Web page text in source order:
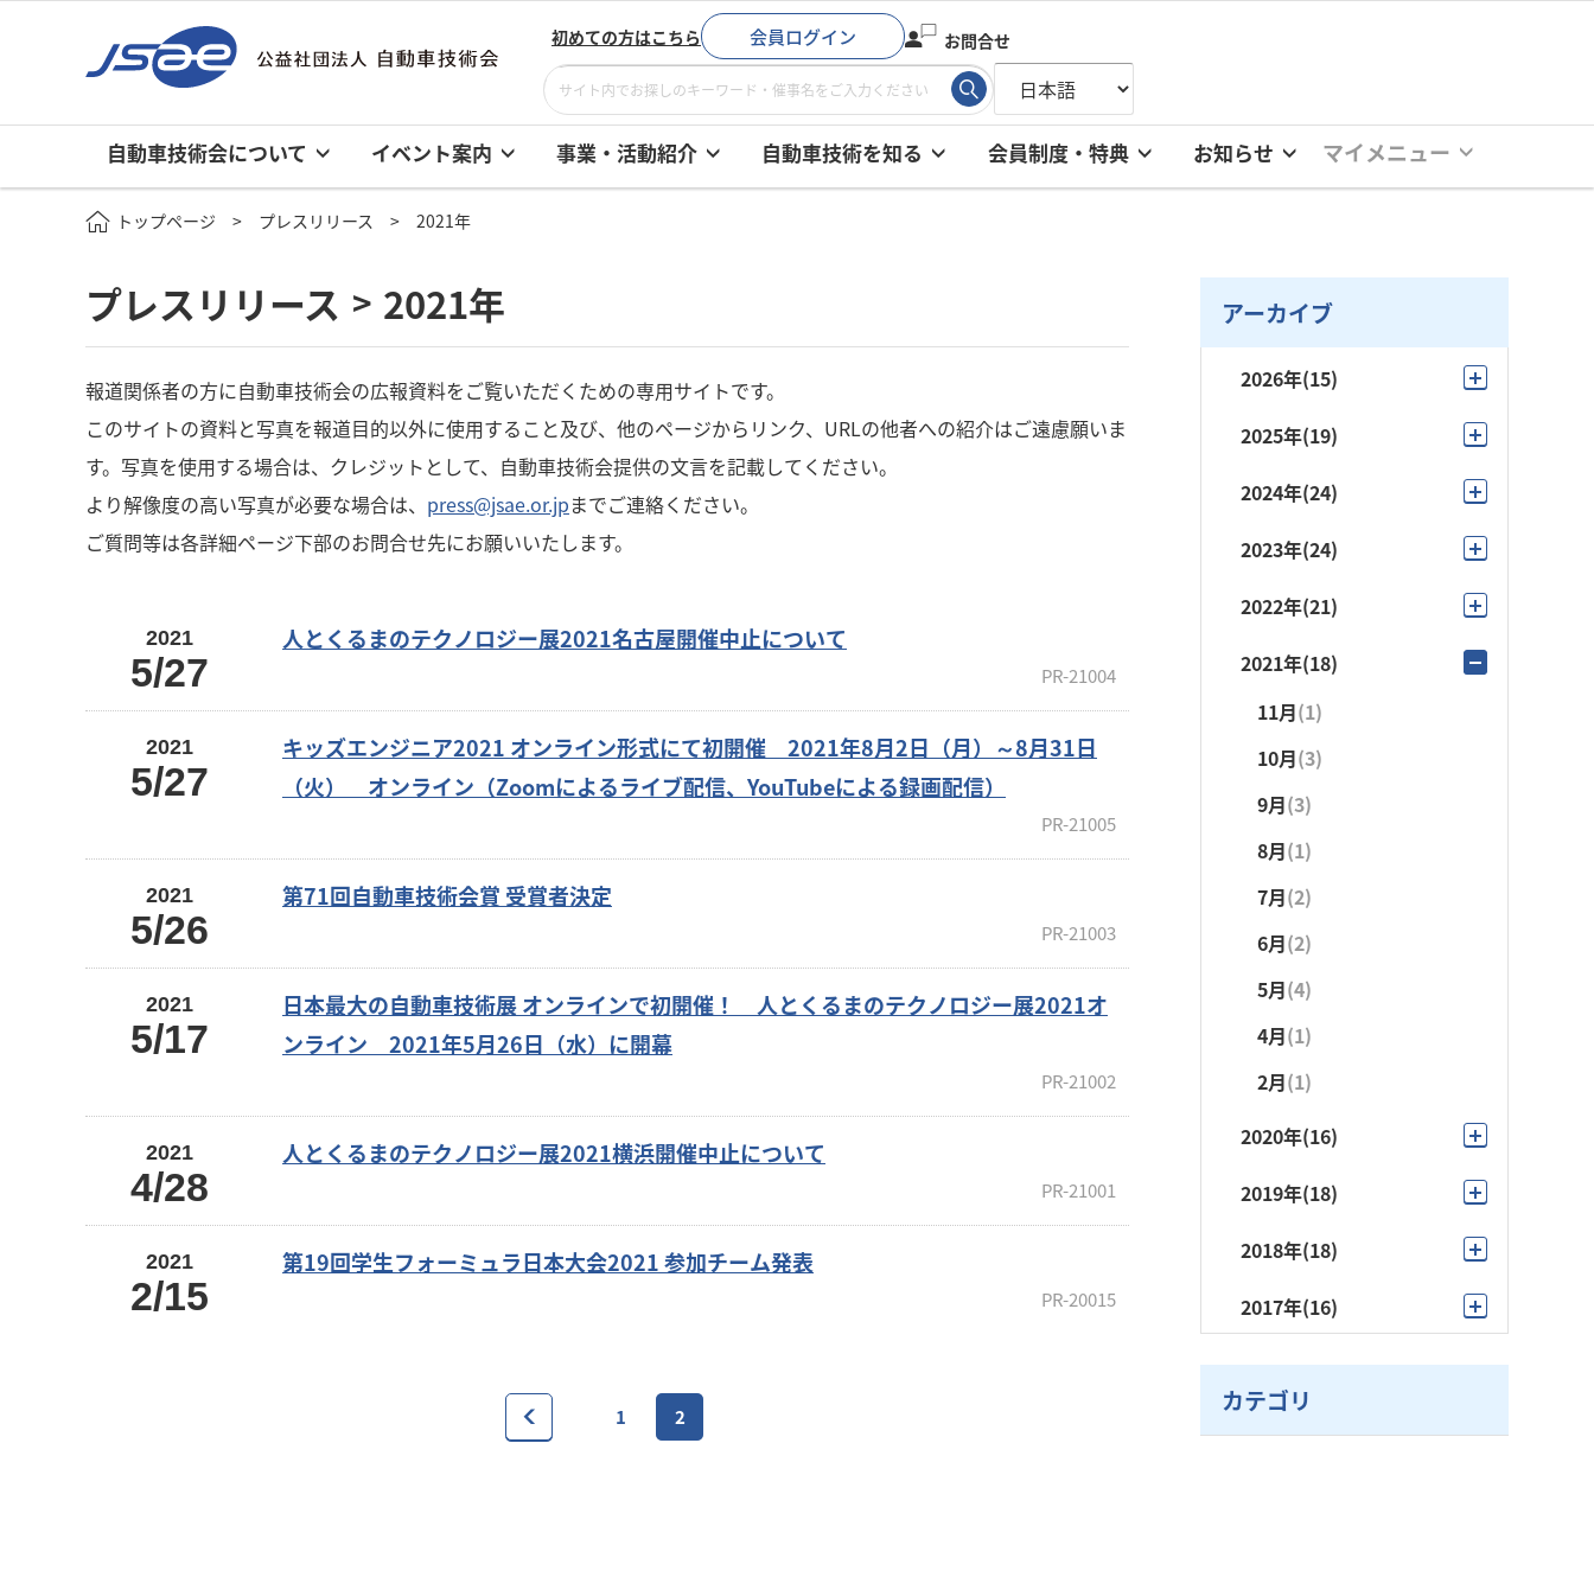
初めての方はこちら 会員ログイン お問合せ
自動車技術会について イベント案内 事業・活動紹介 自動車技術を知る 会員制度・特典 お知らせ マイメニュー
トップページ プレスリリース 2021年
プレスリリース > 2021年
報道関係者の方に自動車技術会の広報資料をご覧いただくための専用サイトです。
このサイトの資料と写真を報道目的以外に使用すること及び、他のページからリンク、URLの他者への紹介はご遠慮願いま
す。写真を使用する場合は、クレジットとして、自動車技術会提供の文言を記載してください。
より解像度の高い写真が必要な場合は、 press@jsae.or.jpまでご連絡ください。
ご質問等は各詳細ページ下部のお問合せ先にお願いいたします。
人とくるまのテクノロジー展2021名古屋開催中止について
PR-21004
2021
5/27
キッズエンジニア2021 オンライン形式にて初開催 2021年8月2日（月）～8月31日
（火） オンライン（Zoomによるライブ配信、YouTubeによる録画配信）
PR-21005
2021
5/27
第71回自動車技術会賞 受賞者決定
PR-21003
2021
5/26
日本最大の自動車技術展 オンラインで初開催！ 人とくるまのテクノロジー展2021オ
ンライン 2021年5月26日（水）に開幕
PR-21002
2021
5/17
人とくるまのテクノロジー展2021横浜開催中止について
PR-21001
2021
4/28
第19回学生フォーミュラ日本大会2021 参加チーム発表
PR-20015
2021
2/15
1 2
アーカイブ
2026年(15)
7月(2)
4月 (2)
3月(1)
2月(1)
1月(1)
2025年(19)
11月(3)
6月 (3)
5月(3)
4月(2)
3月(4)
2024年(24)
12月(1)
9月 (3)
8月(1)
7月(3)
6月(3)
5月(5)
4月(2)
3月(2)
2月(2)
2023年(24)
11月(2)
2022年(21)
10月(3)
9月(1)
8月(1)
7月(2)
6月(4)
5月(3)
4月(2)
3月(3)
2月(1)
1月(1)
2021年(18)
11月(1)
10月(3)
9月(3)
8月(1)
7月(2)
6月(2)
5月(4)
4月(1)
2月(1)
2020年(16)
12月(1)
6月 (1)
5月(1)
4月 (7)
2019年(18)
11月(1)
9月(1)
2018年(18)
11月(1)
9月(1)
7月(4)
2017年(16)
9月(1)
カテゴリ